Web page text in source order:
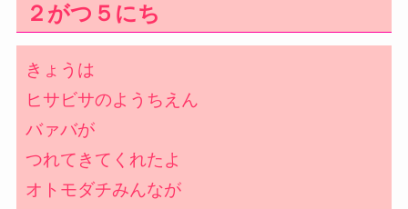
２がつ５にち
きょうは
ヒサビサのようちえん
バァバが
つれてきてくれたよ
オトモダチみんなが